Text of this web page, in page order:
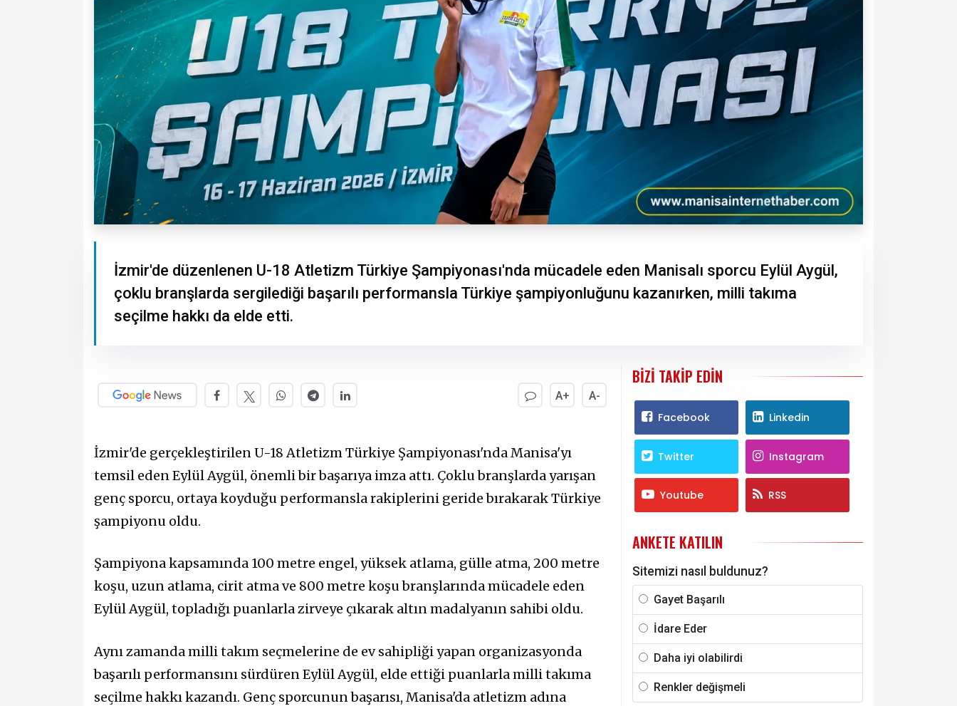
İzmir'de düzenlenen U-18 Atletizm Türkiye Şampiyonası'nda mücadele eden Manisalı sporcu Eylül Aygül,
çoklu branşlarda sergilediği başarılı performansla Türkiye şampiyonluğunu kazanırken, milli takıma
seçilme hakkı da elde etti.
A+ A-
İzmir'de gerçekleştirilen U-18 Atletizm Türkiye Şampiyonası'nda Manisa'yı
temsil eden Eylül Aygül, önemli bir başarıya imza attı. Çoklu branşlarda yarışan
genç sporcu, ortaya koyduğu performansla rakiplerini geride bırakarak Türkiye
şampiyonu oldu.
Şampiyona kapsamında 100 metre engel, yüksek atlama, gülle atma, 200 metre
koşu, uzun atlama, cirit atma ve 800 metre koşu branşlarında mücadele eden
Eylül Aygül, topladığı puanlarla zirveye çıkarak altın madalyanın sahibi oldu.
Aynı zamanda milli takım seçmelerine de ev sahipliği yapan organizasyonda
başarılı performansını sürdüren Eylül Aygül, elde ettiği puanlarla milli takıma
seçilme hakkı kazandı. Genç sporcunun başarısı, Manisa'da atletizm adına
BIZI TAKIP EDIN
Facebook Linkedin
Twitter Instagram
Youtube RSS
ANKETE KATILIN
Sitemizi nasıl buldunuz?
Gayet Başarılı
İdare Eder
Daha iyi olabilirdi
Renkler değişmeli